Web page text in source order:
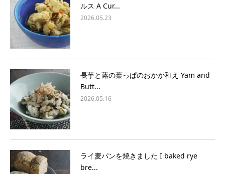
ルス A Cur...
2026.05.23
長芋と蕗の葉っぱのおかか和え Yam and
Butt...
2026.05.16
ライ麦パンを焼きました I baked rye
bre...